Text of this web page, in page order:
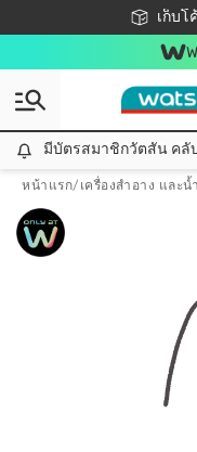
เก็บโ
ชอปออนไ
สม
มีบัตรสมาชิกวัตสัน คลั
หน้าแรก/ เครื่องสำอาง และน้